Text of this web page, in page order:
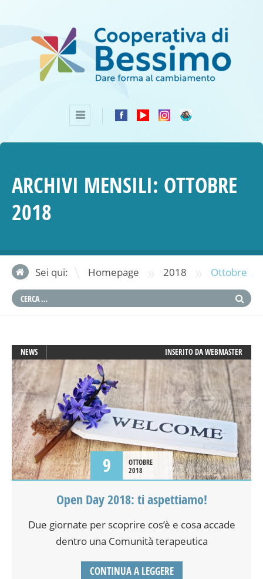
ARCHIVI MENSILI: OTTOBRE
2018
Sei qui: Homepage » 2018 » Ottobre
NEWS INSERITO DAWEBMASTER
9
OTTOBRE
2018
Open Day 2018: ti aspettiamo!
Due giornate per scoprire cos’è e cosa accade
dentro una Comunità terapeutica
CONTINUA A LEGGERE